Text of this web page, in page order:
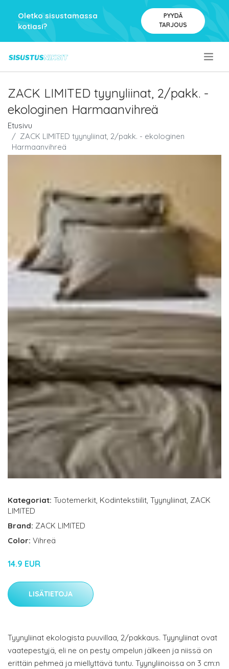
Oletko sisustamassa
kotiasi?
PYYDÄ
TARJOUS
ZACK LIMITED tyynyliinat, 2/pakk. -
ekologinen Harmaanvihreä
Etusivu
ZACK LIMITED tyynyliinat, 2/pakk. - ekologinen
Harmaanvihreä
Kategoriat: Tuotemerkit, Kodintekstiilit, Tyynyliinat, ZACK
LIMITED
Brand: ZACK LIMITED
Color: Vihreä
14.9 EUR
LISÄTIETOJA
Tyynyliinat ekologista puuvillaa, 2/pakkaus. Tyynyliinat ovat
vaatepestyjä, eli ne on pesty ompelun jälkeen ja niissä on
erittäin pehmeä ja miellyttävä tuntu. Tyynyliinoissa on 3 cm:n